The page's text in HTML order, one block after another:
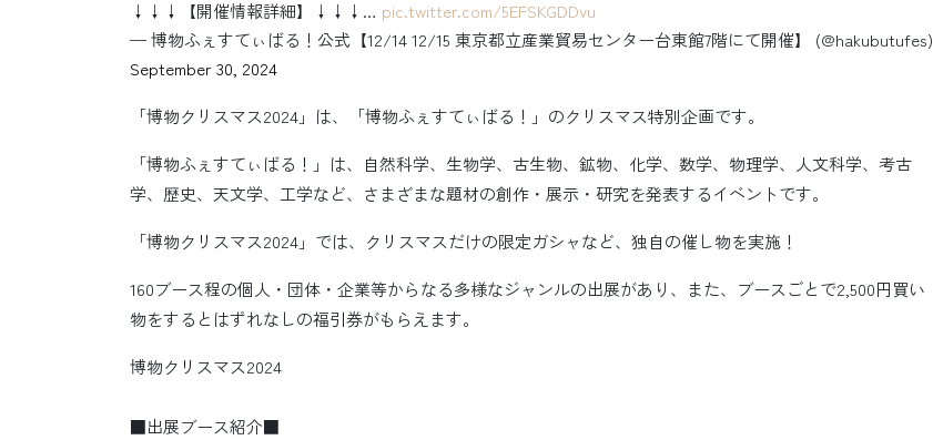
↓↓↓【開催情報詳細】↓↓↓… pic.twitter.com/5EFSKGDDvu
— 博物ふぇすてぃばる！公式【12/14 12/15 東京都立産業貿易センター台東館7階にて開催】 (@hakubutufes)
September 30, 2024
「博物クリスマス2024」は、「博物ふぇすてぃばる！」のクリスマス特別企画です。
「博物ふぇすてぃばる！」は、自然科学、生物学、古生物、鉱物、化学、数学、物理学、人文科学、考古
学、歴史、天文学、工学など、さまざまな題材の創作・展示・研究を発表するイベントです。
「博物クリスマス2024」では、クリスマスだけの限定ガシャなど、独自の催し物を実施！
160ブース程の個人・団体・企業等からなる多様なジャンルの出展があり、また、ブースごとで2,500円買い
物をするとはずれなしの福引券がもらえます。
博物クリスマス2024
■出展ブース紹介■